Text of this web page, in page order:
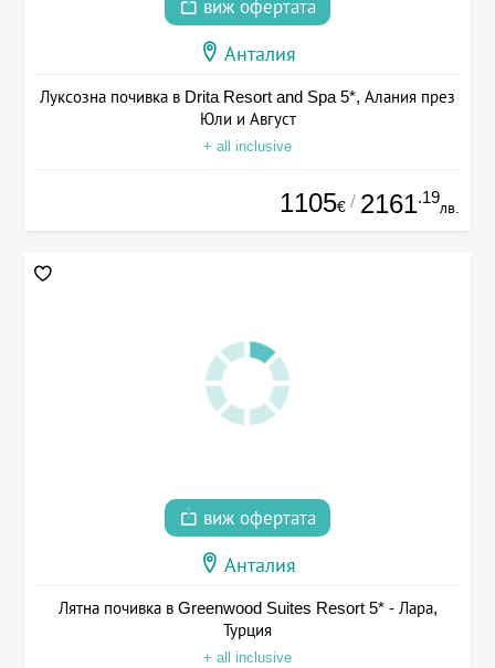
виж офертата
Анталия
Луксозна почивка в Drita Resort and Spa 5*, Алания през
Юли и Август
+ all inclusive
1105€ / 2161.19
лв.
виж офертата
Анталия
Лятна почивка в Greenwood Suites Resort 5* - Лара,
Турция
+ all inclusive